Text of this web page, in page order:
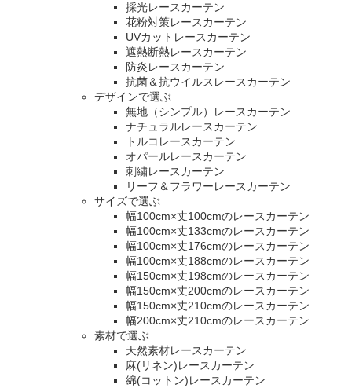
採光レースカーテン
花粉対策レースカーテン
UVカットレースカーテン
遮熱断熱レースカーテン
防炎レースカーテン
抗菌＆抗ウイルスレースカーテン
デザインで選ぶ
無地（シンプル）レースカーテン
ナチュラルレースカーテン
トルコレースカーテン
オパールレースカーテン
刺繍レースカーテン
リーフ＆フラワーレースカーテン
サイズで選ぶ
幅100cm×丈100cmのレースカーテン
幅100cm×丈133cmのレースカーテン
幅100cm×丈176cmのレースカーテン
幅100cm×丈188cmのレースカーテン
幅150cm×丈198cmのレースカーテン
幅150cm×丈200cmのレースカーテン
幅150cm×丈210cmのレースカーテン
幅200cm×丈210cmのレースカーテン
素材で選ぶ
天然素材レースカーテン
麻(リネン)レースカーテン
綿(コットン)レースカーテン